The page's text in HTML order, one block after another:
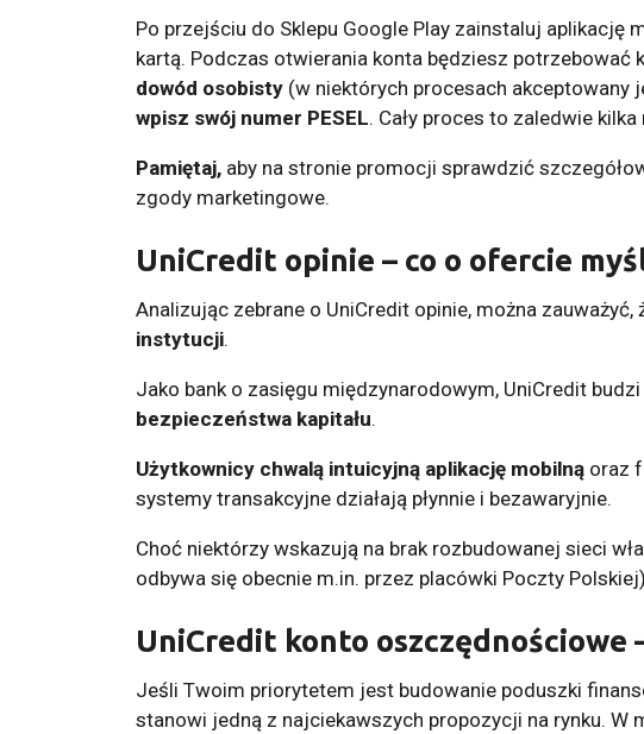
Po przejściu do Sklepu Google Play zainstaluj aplikację
kartą. Podczas otwierania konta będziesz potrzebować
dowód osobisty (w niektórych procesach akceptowany
wpisz swój numer PESEL. Cały proces to zaledwie kilka
Pamiętaj, aby na stronie promocji sprawdzić
zgody marketingowe.
UniCredit opinie – co o ofercie
Analizując zebrane o UniCredit opinie, można zauważyć,
instytucji.
Jako bank o zasięgu międzynarodowym, UniCredit budzi
bezpieczeństwa kapitału.
Użytkownicy chwalą intuicyjną aplikację mobilną oraz
systemy transakcyjne działają płynnie i bezawaryjnie.
Choć niektórzy wskazują na brak rozbudowanej sieci
odbywa się obecnie m.in. przez placówki Poczty
UniCredit konto oszczędnościowe
Jeśli Twoim priorytetem jest budowanie poduszki
stanowi jedną z najciekawszych propozycji na rynku.